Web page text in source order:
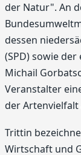
der Natur". An
dessen
(SPD) sowie
Michail
Veranstalter
der Artenvielfalt
Trittin
Wirtschaft und